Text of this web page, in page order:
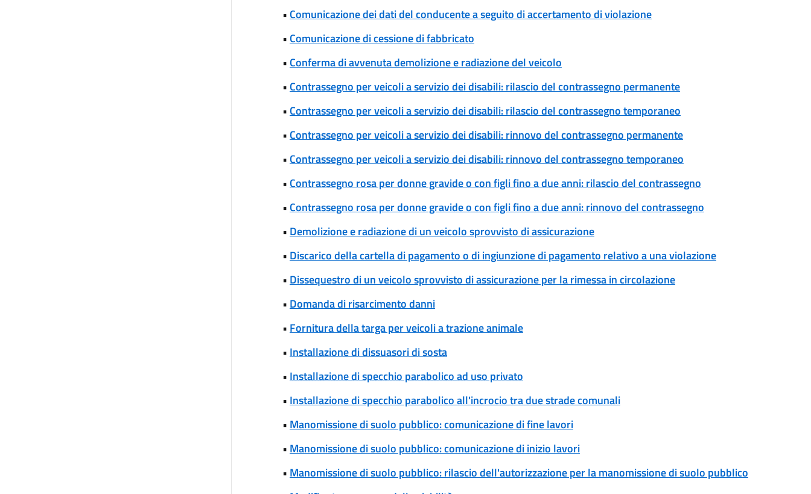
• Comunicazione dei dati del conducente a seguito di accertamento di violazione
• Comunicazione di cessione di fabbricato
• Conferma di avvenuta demolizione e radiazione del veicolo
• Contrassegno per veicoli a servizio dei disabili: rilascio del contrassegno permanente
• Contrassegno per veicoli a servizio dei disabili: rilascio del contrassegno temporaneo
• Contrassegno per veicoli a servizio dei disabili: rinnovo del contrassegno permanente
• Contrassegno per veicoli a servizio dei disabili: rinnovo del contrassegno temporaneo
• Contrassegno rosa per donne gravide o con figli fino a due anni: rilascio del contrassegno
• Contrassegno rosa per donne gravide o con figli fino a due anni: rinnovo del contrassegno
• Demolizione e radiazione di un veicolo sprovvisto di assicurazione
• Discarico della cartella di pagamento o di ingiunzione di pagamento relativo a una violazione
• Dissequestro di un veicolo sprovvisto di assicurazione per la rimessa in circolazione
• Domanda di risarcimento danni
• Fornitura della targa per veicoli a trazione animale
• Installazione di dissuasori di sosta
• Installazione di specchio parabolico ad uso privato
• Installazione di specchio parabolico all'incrocio tra due strade comunali
• Manomissione di suolo pubblico: comunicazione di fine lavori
• Manomissione di suolo pubblico: comunicazione di inizio lavori
• Manomissione di suolo pubblico: rilascio dell'autorizzazione per la manomissione di suolo pubblico